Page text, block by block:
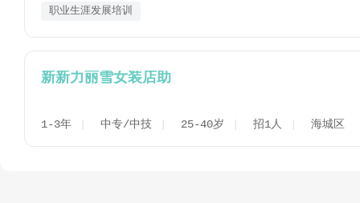
职业生涯发展培训
新新力丽雪女装店助
1-3年 中专/中技 25-40岁 招1人 海城区